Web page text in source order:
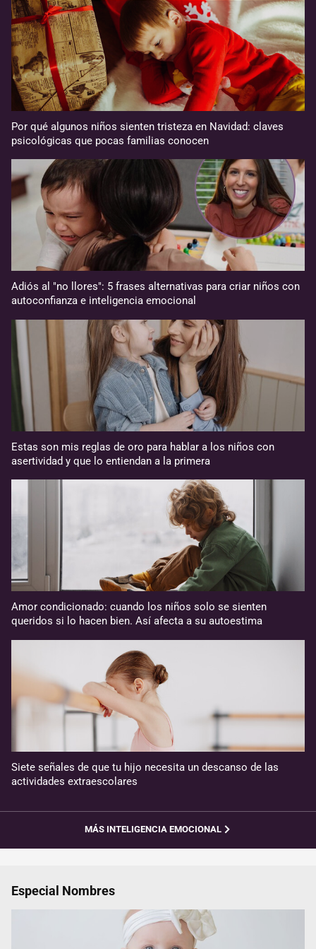
Por qué algunos niños sienten tristeza en Navidad: claves
psicológicas que pocas familias conocen
Adiós al "no llores": 5 frases alternativas para criar niños con
autoconfianza e inteligencia emocional
Estas son mis reglas de oro para hablar a los niños con
asertividad y que lo entiendan a la primera
Amor condicionado: cuando los niños solo se sienten
queridos si lo hacen bien. Así afecta a su autoestima
Siete señales de que tu hijo necesita un descanso de las
actividades extraescolares
MÁS INTELIGENCIA EMOCIONAL
Especial Nombres